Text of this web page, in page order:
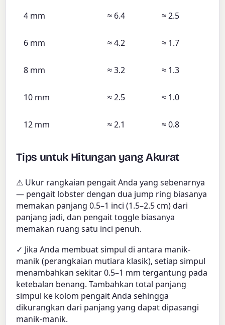
4 mm ≈ 6.4 ≈ 2.5
6 mm ≈ 4.2 ≈ 1.7
8 mm ≈ 3.2 ≈ 1.3
10 mm ≈ 2.5 ≈ 1.0
12 mm ≈ 2.1 ≈ 0.8
Tips untuk Hitungan yang Akurat
⚠ Ukur rangkaian pengait Anda yang sebenarnya
— pengait lobster dengan dua jump ring biasanya
memakan panjang 0.5–1 inci (1.5–2.5 cm) dari
panjang jadi, dan pengait toggle biasanya
memakan ruang satu inci penuh.
✓ Jika Anda membuat simpul di antara manik-
manik (perangkaian mutiara klasik), setiap simpul
menambahkan sekitar 0.5–1 mm tergantung pada
ketebalan benang. Tambahkan total panjang
simpul ke kolom pengait Anda sehingga
dikurangkan dari panjang yang dapat dipasangi
manik-manik.